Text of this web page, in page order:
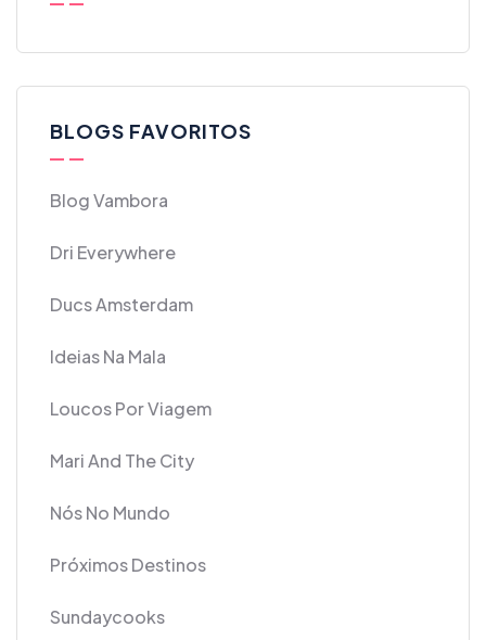
BLOGS FAVORITOS
Blog Vambora
Dri Everywhere
Ducs Amsterdam
Ideias Na Mala
Loucos Por Viagem
Mari And The City
Nós No Mundo
Próximos Destinos
Sundaycooks